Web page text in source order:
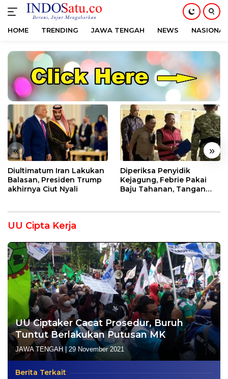
konten
HOME TRENDING JAWA TENGAH NEWS NASIONAL
« »
Diultimatum Iran Lakukan
Balasan, Presiden Trump
akhirnya Ciut Nyali
Diperiksa Penyidik
Kejagung, Febrie Pakai
Baju Tahanan, Tangan
UU Cipta Kerja
UU Ciptaker Cacat Prosedur, Buruh
Tuntut Berlakukan Putusan MK
JAWA TENGAH| 29 November 2021
Berita Terkait